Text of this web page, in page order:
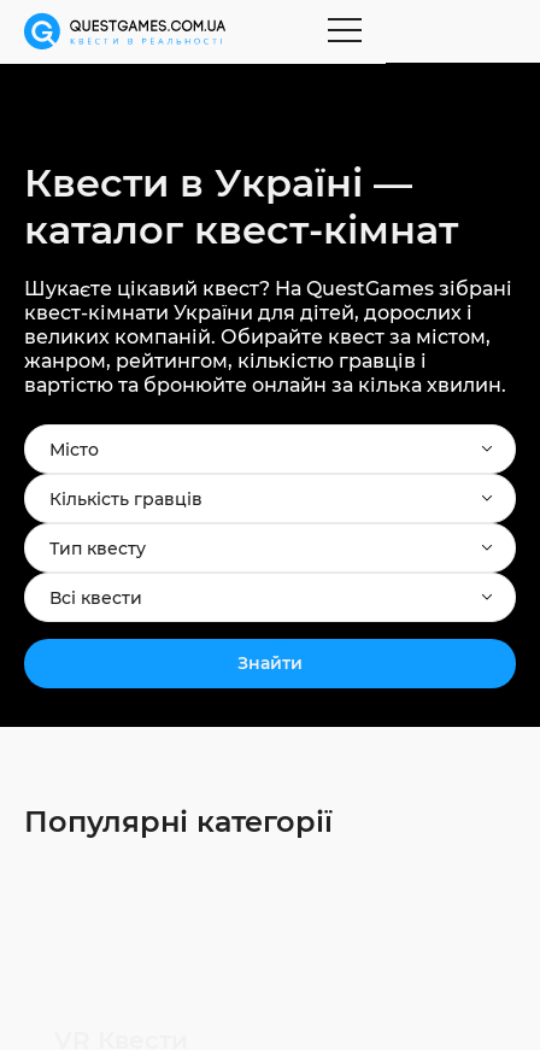
Квести в Україні —
каталог квест-кімнат
Шукаєте цікавий квест? На QuestGames зібрані
квест-кімнати України для дітей, дорослих і
великих компаній. Обирайте квест за містом,
жанром, рейтингом, кількістю гравців і
вартістю та бронюйте онлайн за кілька хвилин.
Місто
Кількість гравців
Тип квесту
Всі квести
Знайти
Популярні категорії